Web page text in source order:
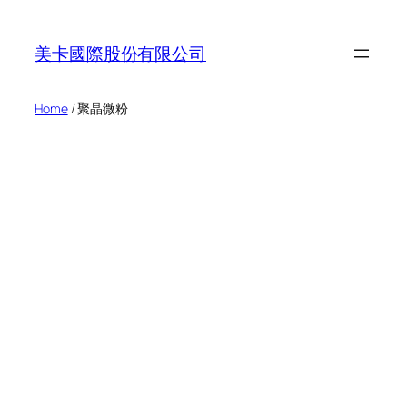
content
美卡國際股份有限公司
Home/ 聚晶微粉